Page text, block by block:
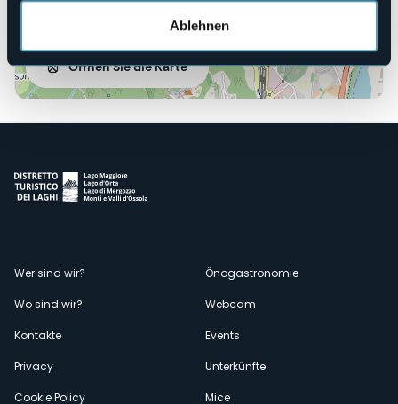
Ablehnen
Öffnen Sie die Karte
Menù
secondario
Wer sind wir?
Wo sind wir?
Kontakte
Privacy
Cookie Policy
Önogastronomie
Webcam
Events
Unterkünfte
Mice